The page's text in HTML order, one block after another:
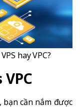
hay VPC?
bạn cần nắm được